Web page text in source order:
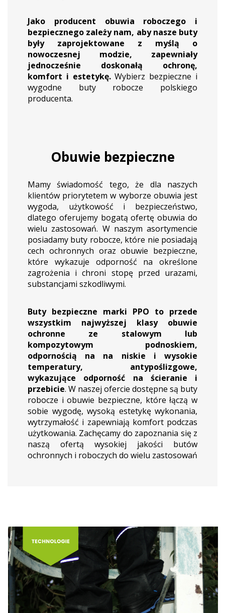
Jako producent obuwia roboczego i
bezpiecznego zależy nam, aby nasze buty
były zaprojektowane z myślą o
nowoczesnej modzie, zapewniały
jednocześnie doskonałą ochronę,
komfort i estetykę.Wybierz bezpieczne i
wygodne buty robocze polskiego
producenta.
Obuwie bezpieczne
Mamy świadomość tego, że dla naszych
klientów priorytetem w wyborze obuwia jest
wygoda, użytkowość i bezpieczeństwo,
dlatego oferujemy bogatą ofertę obuwia do
wielu zastosowań. W naszym asortymencie
posiadamy buty robocze, które nie posiadają
cech ochronnych oraz obuwie bezpieczne,
które wykazuje odporność na określone
zagrożenia i chroni stopę przed urazami,
substancjami szkodliwymi.
Buty bezpieczne marki PPO to przede
wszystkim najwyższej klasy obuwie
ochronne ze stalowym lub
kompozytowym podnoskiem,
odpornością na na niskie i wysokie
temperatury, antypoślizgowe,
wykazujące odporność na ścieranie i
przebicie. W naszej ofercie dostępne są buty
robocze i obuwie bezpieczne, które łączą w
sobie wygodę, wysoką estetykę wykonania,
wytrzymałość i zapewniają komfort podczas
użytkowania. Zachęcamy do zapoznania się z
naszą ofertą wysokiej jakości butów
ochronnych i roboczych do wielu zastosowań